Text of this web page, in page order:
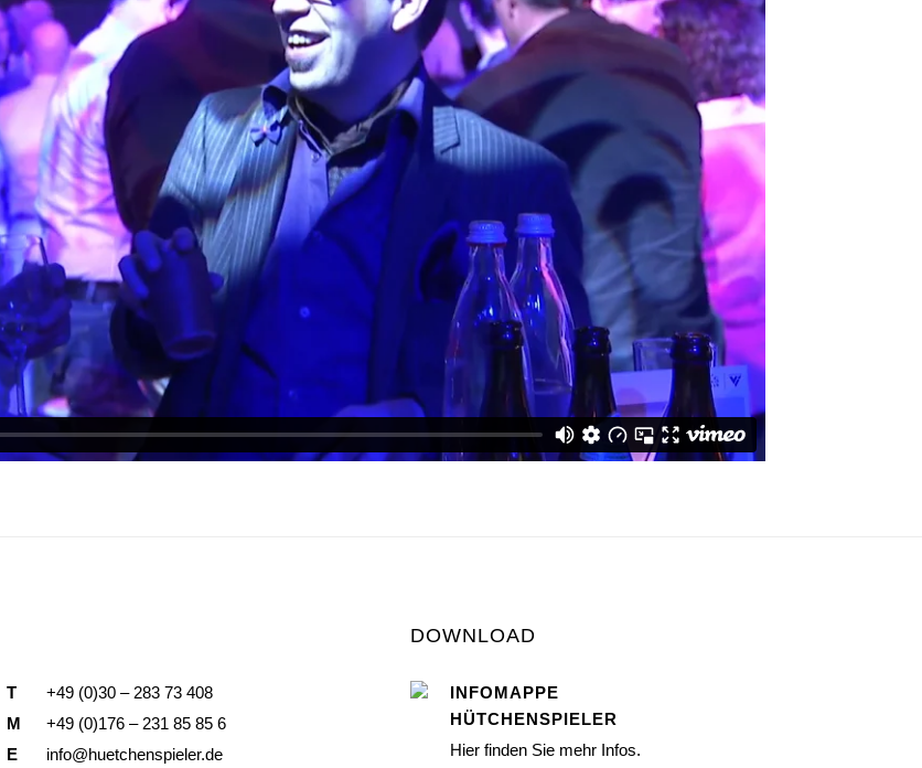
T
+49 (0)30 – 283 73 408
M
+49 (0)176 – 231 85 85 6
E
info@huetchenspieler.de
DOWNLOAD
INFOMAPPE
HÜTCHENSPIELER
Hier finden Sie mehr Infos.